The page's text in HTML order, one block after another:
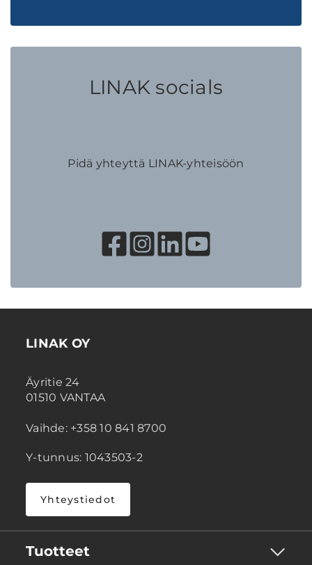
LINAK socials
Pidä yhteyttä LINAK-yhteisöön
LINAK OY
Äyritie 24
01510 VANTAA
Vaihde: +358 10 841 8700
Y-tunnus: 1043503-2
Yhteystiedot
Tuotteet